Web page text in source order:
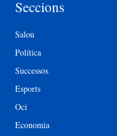
Seccions
Salou
Política
Successos
Esports
Oci
Economia